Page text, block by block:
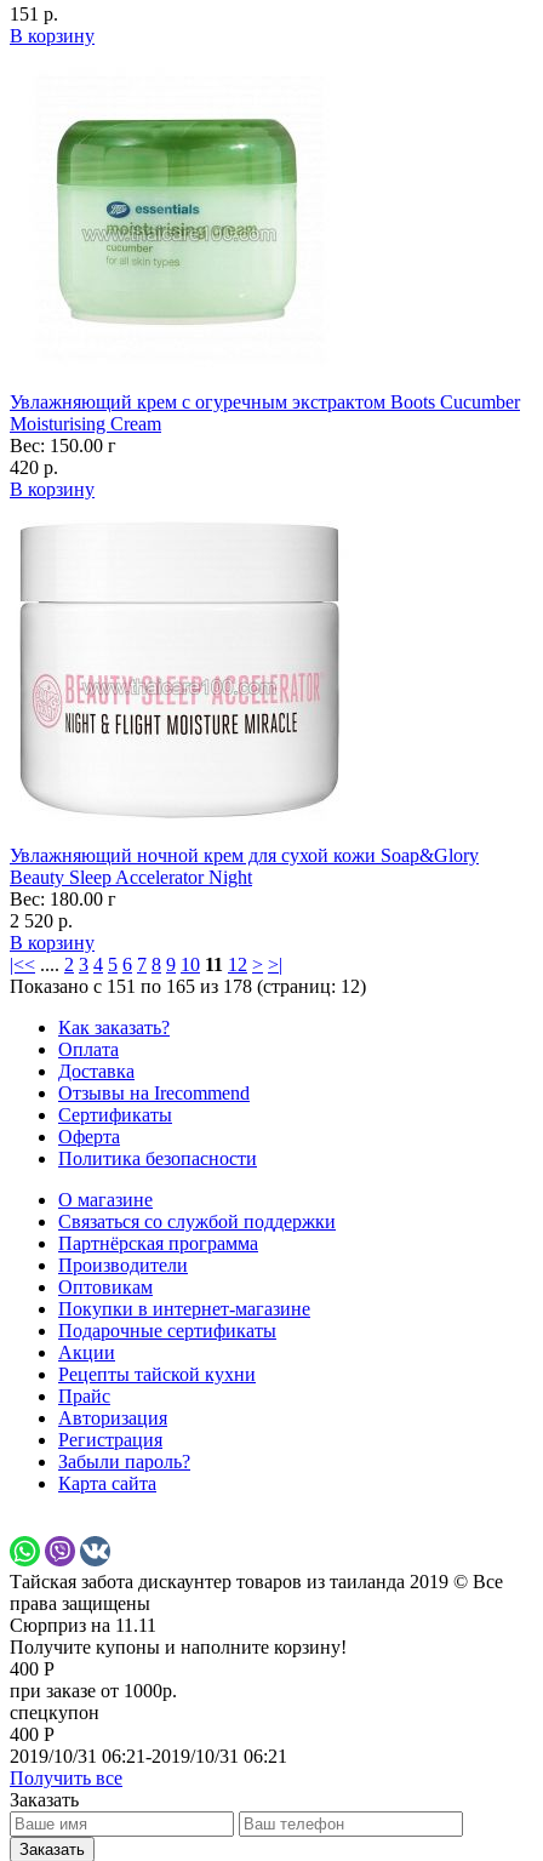
151 р.
В корзину
Увлажняющий крем с огуречным экстрактом Boots Cucumber
Moisturising Cream
Вес: 150.00 г
420 р.
В корзину
Увлажняющий ночной крем для сухой кожи Soap&Glory
Beauty Sleep Accelerator Night
Вес: 180.00 г
2 520 р.
В корзину
|<< .... 2 3 4 5 6 7 8 9 10 11 12 > >|
Показано с 151 по 165 из 178 (страниц: 12)
Как заказать?
Оплата
Доставка
Отзывы на Irecommend
Сертификаты
Оферта
Политика безопасности
О магазине
Связаться со службой поддержки
Партнёрская программа
Производители
Оптовикам
Покупки в интернет-магазине
Подарочные сертификаты
Акции
Рецепты тайской кухни
Прайс
Авторизация
Регистрация
Забыли пароль?
Карта сайта
Тайская забота дискаунтер товаров из таиланда 2019 © Все
права защищены
Сюрприз на 11.11
Получите купоны и наполните корзину!
400 Р
при заказе от 1000р.
спецкупон
400 Р
2019/10/31 06:21-2019/10/31 06:21
Получить все
Заказать